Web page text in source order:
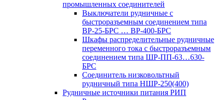
промышленных соединителей
Выключатели рудничные с
быстроразъемным соединением типа
ВР-25-БРС … ВР-400-БРС
Шкафы распределительные рудничные
переменного тока с быстроразъемным
соединением типа ШР-ПП-63…630-
БРС
Соединитель низковольтный
рудничный типа НШР-250(400)
Рудничные источники питания РИП